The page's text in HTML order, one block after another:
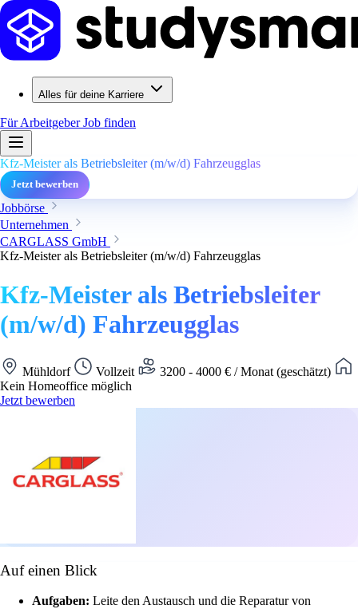
Alles für deine Karriere
Für ArbeitgeberJob finden
Kfz-Meister als Betriebsleiter (m/w/d) Fahrzeugglas
Jetzt bewerben
Jobbörse
Unternehmen
CARGLASS GmbH
Kfz-Meister als Betriebsleiter (m/w/d) Fahrzeugglas
Kfz-Meister als Betriebsleiter
(m/w/d) Fahrzeugglas
Mühldorf Vollzeit
3200 - 4000 € / Monat (geschätzt)
Kein Homeoffice möglich
Jetzt bewerben
Auf einen Blick
Aufgaben: Leite den Austausch und die Reparatur von